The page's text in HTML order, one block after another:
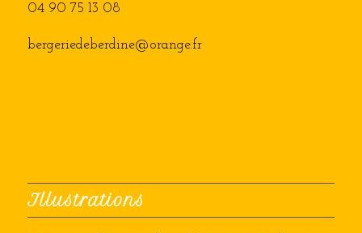
04 90 75 13 08
bergeriedeberdine@orange.fr
Illustrations